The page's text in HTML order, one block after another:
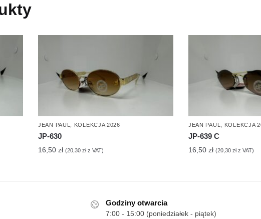
JEAN PAUL, KOLEKCJA 2026
JP-630
16,50 zł (20,30 złz VAT)
JEAN PAUL, KOLEKCJA
JP-639 C
16,50 zł (20,30 złz VAT)
Godziny otwarcia
7:00 - 15:00 (poniedziałek - piątek)